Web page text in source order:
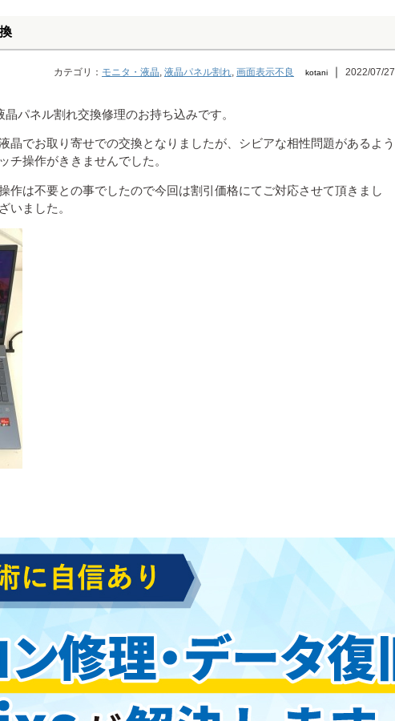
カテゴリ： モニタ・液晶, 液晶パネル割れ, 画面表示不良 kotani ｜ 2022/07/27
パネル割れ交換修理のお持ち込みです。
晶でお取り寄せでの交換となりましたが、シビアな相性問題があるよう
チ操作がききませんでした。
作は不要との事でしたので今回は割引価格にてご対応させて頂きまし
いました。